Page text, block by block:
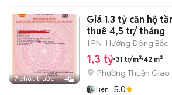
7 phút trước 4
Giá 1.3 tỷ căn hộ
thuê 4,5 tr/ tháng
1 PN Hướng Đông Bắc
1,3 tỷ 31 tr/m² 42 m²
Phường Thuận Giao
Tiên 5.0